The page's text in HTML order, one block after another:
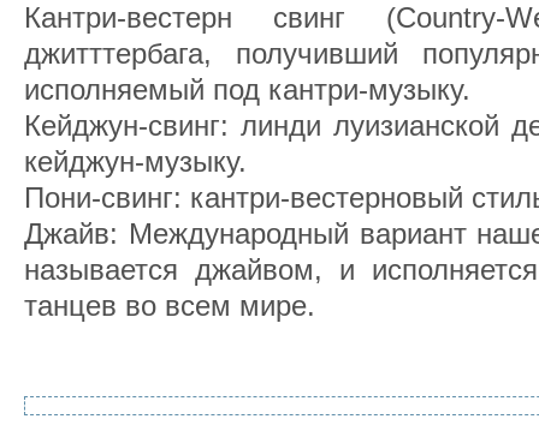
Кантри-вестерн свинг (Country-
джитттербага, получивший
исполняемый под кантри-музыку.
Кейджун-свинг: линди луизианской
кейджун-музыку.
Пони-свинг: кантри-вестерновый
Джайв: Международный вариант
называется джайвом, и
танцев во всем мире.